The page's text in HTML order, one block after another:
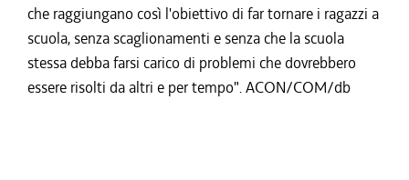
che raggiungano così l'obiettivo di far tornare i ragazzi a
scuola, senza scaglionamenti e senza che la scuola
stessa debba farsi carico di problemi che dovrebbero
essere risolti da altri e per tempo". ACON/COM/db